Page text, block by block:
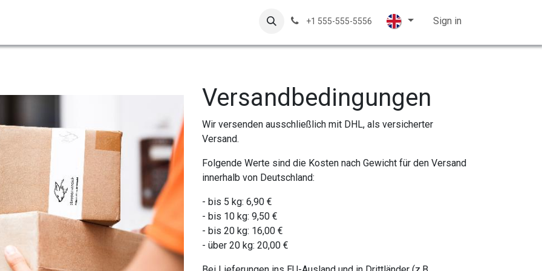
Sales displays Knitting Wool Contact Us
+1 555-555-5556 Sign in
Versandbedingungen
Wir versenden ausschließlich mit DHL, als versicherter
Versand.
Folgende Werte sind die Kosten nach Gewicht für den Versand
innerhalb von Deutschland:
- bis 5 kg: 6,90 €
- bis 10 kg: 9,50 €
- bis 20 kg: 16,00 €
- über 20 kg: 20,00 €